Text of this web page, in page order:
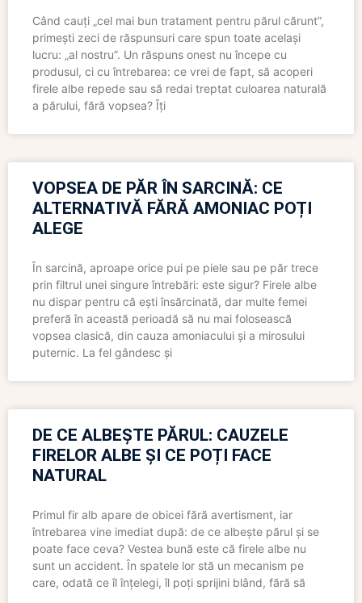
Când cauți „cel mai bun tratament pentru părul cărunt”,
primești zeci de răspunsuri care spun toate același
lucru: „al nostru”. Un răspuns onest nu începe cu
produsul, ci cu întrebarea: ce vrei de fapt, să acoperi
firele albe repede sau să redai treptat culoarea naturală
a părului, fără vopsea? Îți
VOPSEA DE PĂR ÎN SARCINĂ: CE
ALTERNATIVĂ FĂRĂ AMONIAC POȚI
ALEGE
În sarcină, aproape orice pui pe piele sau pe păr trece
prin filtrul unei singure întrebări: este sigur? Firele albe
nu dispar pentru că ești însărcinată, dar multe femei
preferă în această perioadă să nu mai folosească
vopsea clasică, din cauza amoniacului și a mirosului
puternic. La fel gândesc și
DE CE ALBEȘTE PĂRUL: CAUZELE
FIRELOR ALBE ȘI CE POȚI FACE
NATURAL
Primul fir alb apare de obicei fără avertisment, iar
întrebarea vine imediat după: de ce albește părul și se
poate face ceva? Vestea bună este că firele albe nu
sunt un accident. În spatele lor stă un mecanism pe
care, odată ce îl înțelegi, îl poți sprijini blând, fără să